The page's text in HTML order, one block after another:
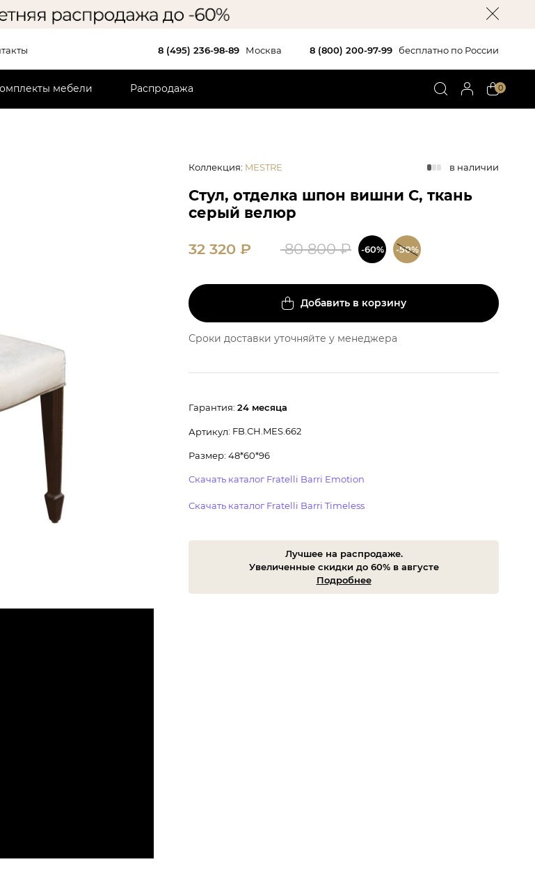
8 (495) 236-98-89 Москва 8 (800) 200-97-99 бесплатно по России
мебели Распродажа 0
Коллекция: MESTRE в наличии
Стул, отделка шпон вишни C, ткань
серый велюр
32 320 ₽ 80 800₽ -60% -50%
Добавить в корзину
Сроки доставки уточняйте у менеджера
Гарантия: 24 месяца
Артикул: FB.CH.MES.662
Размер: 48*60*96
Скачать каталог Fratelli Barri Emotion
Скачать каталог Fratelli Barri Timeless
Лучшее на распродаже.
Увеличенные скидки до 60% в августе
Подробнее